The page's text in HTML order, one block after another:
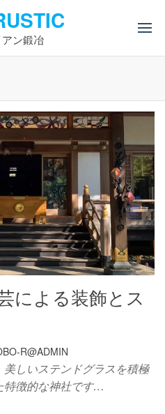
ン鍛冶
による装飾とス
R@ADMIN
美しいステンドグラスを積極
特徴的な神社です…